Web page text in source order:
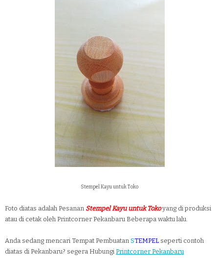
Stempel Kayu untuk Toko
Foto diatas adalah Pesanan Stempel Kayu untuk Tokoyang di produksi
atau di cetak oleh Printcorner Pekanbaru Beberapa waktu lalu.
Anda sedang mencari Tempat Pembuatan STEMPEL seperti contoh
diatas di Pekanbaru? segera Hubungi Printcorner Pekanbaru